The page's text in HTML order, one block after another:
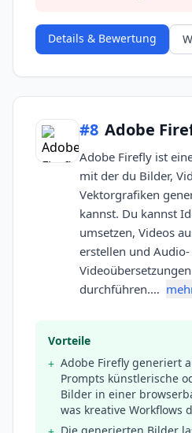
Details & Bewertung
#8 Adobe
Adobe Firefly ist
mit der du Bilder,
Vektorgrafiken
kannst. Du kannst
umsetzen, Videos
erstellen und
durchführen.…
Vorteile
+ Adobe Firefly generiert
Prompts künstlerische
Bilder in einer
was kreative Workflows